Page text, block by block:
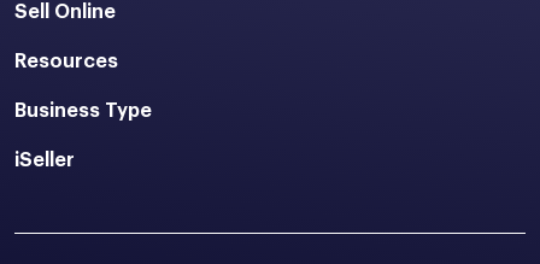
Sell Online
Resources
Business Type
iSeller